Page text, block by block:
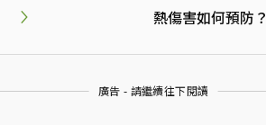
熱傷害如何預防？
廣告 - 請繼續往下閱讀